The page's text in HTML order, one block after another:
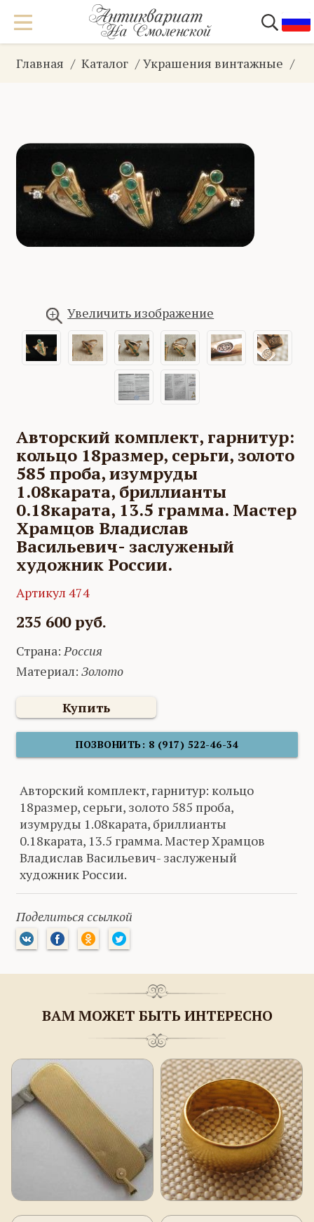
Главная Каталог Украшения винтажные
Увеличить изображение
Авторский комплект, гарнитур:
кольцо 18размер, серьги, золото
585 проба, изумруды
1.08карата, бриллианты
0.18карата, 13.5 грамма. Мастер
Храмцов Владислав
Васильевич- заслуженый
художник России.
Артикул 474
235 600 руб.
Страна:Россия
Материал:Золото
Купить
ПОЗВОНИТЬ: 8 (917) 522-46-34
Авторский комплект, гарнитур: кольцо
18размер, серьги, золото 585 проба,
изумруды 1.08карата, бриллианты
0.18карата, 13.5 грамма. Мастер Храмцов
Владислав Васильевич- заслуженый
художник России.
Поделиться ссылкой
ВАМ МОЖЕТ БЫТЬ ИНТЕРЕСНО